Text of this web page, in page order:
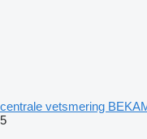
centrale vetsmering
5